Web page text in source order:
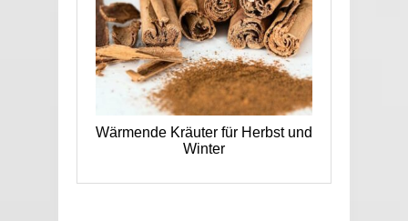
Wärmende Kräuter für Herbst und
Winter